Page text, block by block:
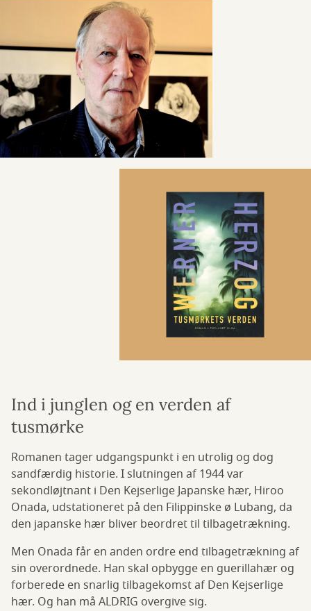
Ind i junglen og en verden af
tusmørke
Romanen tager udgangspunkt i en utrolig og dog
sandfærdig historie. I slutningen af 1944 var
sekondløjtnant i Den Kejserlige Japanske hær, Hiroo
Onada, udstationeret på den Filippinske ø Lubang, da
den japanske hær bliver beordret til tilbagetrækning.
Men Onada får en anden ordre end tilbagetrækning af
sin overordnede. Han skal opbygge en guerillahær og
forberede en snarlig tilbagekomst af Den Kejserlige
hær. Og han må ALDRIG overgive sig.